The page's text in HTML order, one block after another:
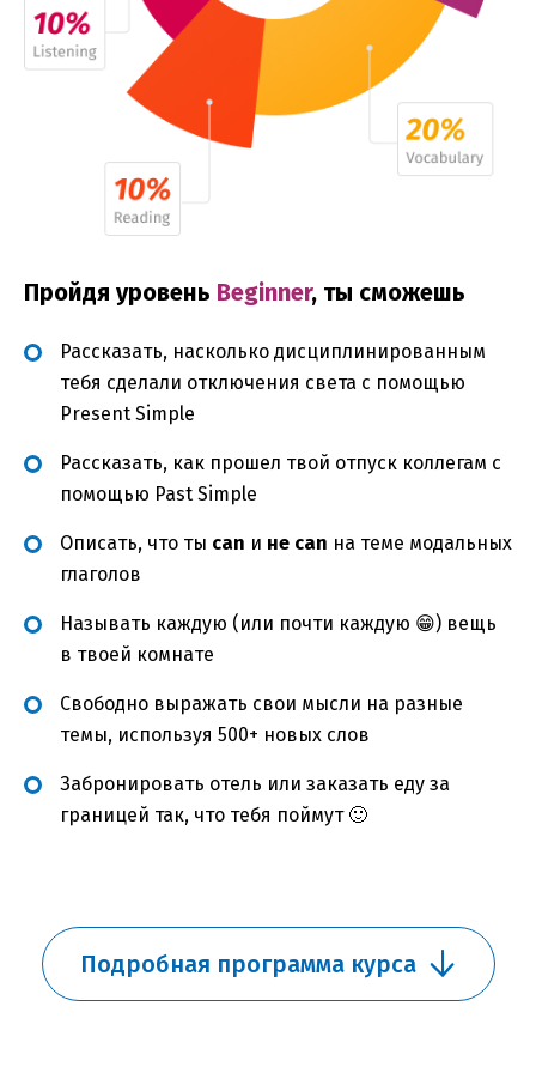
Пройдя уровень Beginner, ты сможешь
Рассказать, насколько дисциплинированным
тебя сделали отключения света с помощью
Present Simple
Рассказать, как прошел твой отпуск коллегам с
помощью Past Simple
Описать, что ты can и не can на теме модальных
глаголов
Называть каждую (или почти каждую 😁) вещь
в твоей комнате
Свободно выражать свои мысли на разные
темы, используя 500+ новых слов
Забронировать отель или заказать еду за
границей так, что тебя поймут 🙂
Занятия 1-5 охватывают следующие темы:
Глагол to be
Подробная программа курса